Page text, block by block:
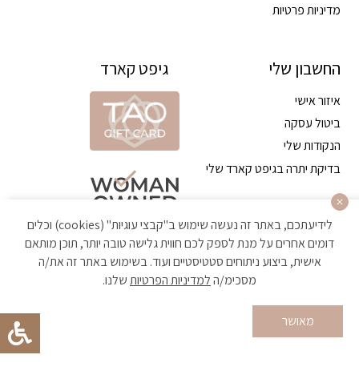
מדיניות פרטיות
החשבון שלי
איזור אישי
ביטול עסקה
הנקודות שלי
בדיקת יתרה בגיפט קארד שלי
גיפט קארד
הקניה באתר מאובטחת ועומדת בתקן האבטחה הגבוה ביותר
לידיעתכם, באתר זה נעשה שימוש ב"קבצי עוגיות" (cookies) וכלים
דומים אחרים על מנת לספק לכם חווית גלישה טובה יותר, תוכן מותאם
אישית, ביצוע ניתוחים סטטיסטיים ועוד. בשימוש באתר זה את/ה
מסכימ/הלמדיניות הפרטיותשלנו.
מאושר